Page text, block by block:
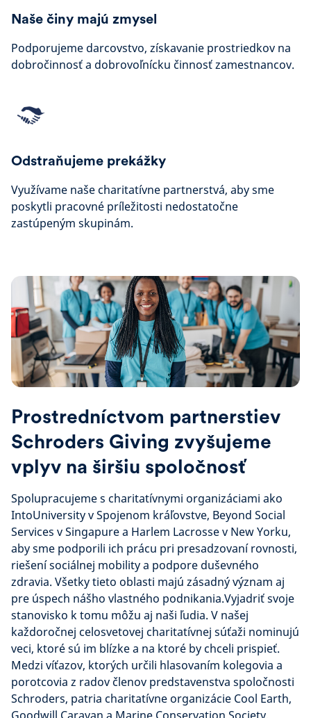
Naše činy majú zmysel
Podporujeme darcovstvo, získavanie prostriedkov na
dobročinnosť a dobrovoľnícku činnosť zamestnancov.
Odstraňujeme prekážky
Využívame naše charitatívne partnerstvá, aby sme
poskytli pracovné príležitosti nedostatočne
zastúpeným skupinám.
Prostredníctvom partnerstiev
Schroders Giving zvyšujeme
vplyv na širšiu spoločnosť
Spolupracujeme s charitatívnymi organizáciami ako
IntoUniversity v Spojenom kráľovstve, Beyond Social
Services v Singapure a Harlem Lacrosse v New Yorku,
aby sme podporili ich prácu pri presadzovaní rovnosti,
riešení sociálnej mobility a podpore duševného
zdravia. Všetky tieto oblasti majú zásadný význam aj
pre úspech nášho vlastného podnikania.Vyjadriť svoje
stanovisko k tomu môžu aj naši ľudia. V našej
každoročnej celosvetovej charitatívnej súťaži nominujú
veci, ktoré sú im blízke a na ktoré by chceli prispieť.
Medzi víťazov, ktorých určili hlasovaním kolegovia a
porotcovia z radov členov predstavenstva spoločnosti
Schroders, patria charitatívne organizácie Cool Earth,